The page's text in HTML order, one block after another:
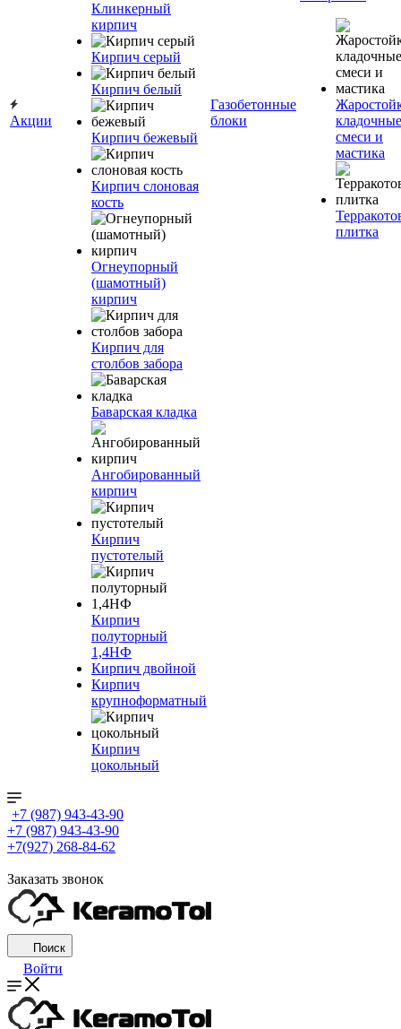
Акции
Клинкерный
кирпич
Кирпич серый
Кирпич белый
Кирпич бежевый
Кирпич слоновая
кость
Огнеупорный
(шамотный)
кирпич
Кирпич для
столбов забора
Баварская кладка
Ангобированный
кирпич
Кирпич
пустотелый
Кирпич
полуторный
1,4НФ
Кирпич двойной
Кирпич
крупноформатный
Кирпич
цокольный
Газобетонные
блоки
кладочные
смеси и
мастика
плитка
+7 (987) 943-43-90
+7 (987) 943-43-90
+7(927) 268-84-62
Заказать звонок
Поиск
Войти